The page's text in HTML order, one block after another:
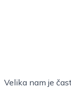
Velika nam je